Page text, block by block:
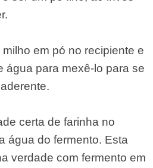
em pó no recipiente e
água para mexê-lo para se
certa de farinha no
água do fermento. Esta
verdade com fermento em